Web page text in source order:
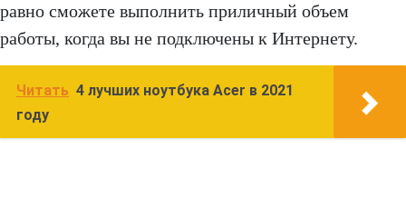
равно сможете выполнить приличный объем
работы, когда вы не подключены к Интернету.
Читать 4 лучших ноутбука Acer в 2021
году